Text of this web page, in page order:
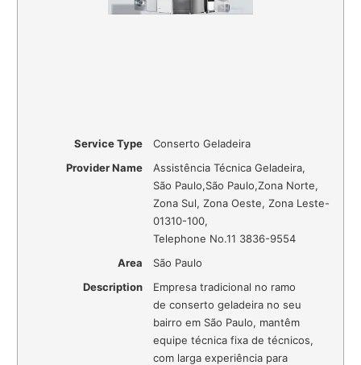
Service Type
Conserto Geladeira
Provider Name
Assistência Técnica Geladeira,
São Paulo,São Paulo,Zona Norte,
Zona Sul, Zona Oeste, Zona Leste-
01310-100,
Telephone No.11 3836-9554
Area
São Paulo
Description
Empresa tradicional no ramo
de conserto geladeira no seu
bairro em São Paulo, mantêm
equipe técnica fixa de técnicos,
com larga experiência para